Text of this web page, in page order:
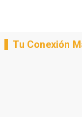
Tu Conexión